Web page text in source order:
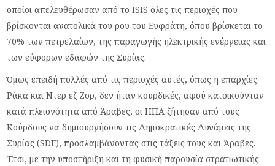
οποίοι απελευθέρωσαν από το ISIS όλες τις περιοχές που
βρίσκονται ανατολικά του ρου του Ευφράτη, όπου βρίσκεται το
70% των πετρελαίων, της παραγωγής ηλεκτρικής ενέργειας και
των εύφορων εδαφών της Συρίας.
Όμως επειδή πολλές από τις περιοχές αυτές, όπως η επαρχίες
Ράκα και Ντερ εζ Ζορ, δεν ήταν κουρδικές, αφού κατοικούνταν
κατά πλειονότητα από Άραβες, οι ΗΠΑ ζήτησαν από τους
Κούρδους να δημιουργήσουν τις Δημοκρατικές Δυνάμεις της
Συρίας (SDF), προσλαμβάνοντας στις τάξεις τους και Άραβες.
Έτσι, με την υποστήριξη και τη φυσική παρουσία στρατιωτικής